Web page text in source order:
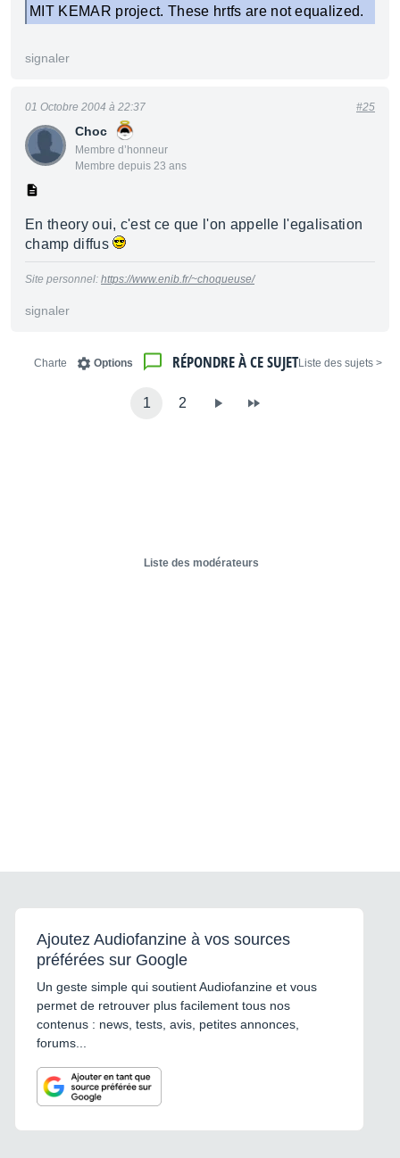
MIT KEMAR project. These hrtfs are not equalized.
signaler
Choc
Membre d’honneur
Membre depuis 23 ans
01 Octobre 2004 à 22:37 #25
En theory oui, c'est ce que l'on appelle l'egalisation
champ diffus
Site personnel: https://www.enib.fr/~choqueuse/
signaler
< Liste des sujets
RÉPONDRE À CE SUJET
Options
Charte
1 2
Liste des modérateurs
Ajoutez Audiofanzine à vos sources
préférées sur Google
Un geste simple qui soutient Audiofanzine et vous
permet de retrouver plus facilement tous nos
contenus : news, tests, avis, petites annonces,
forums...